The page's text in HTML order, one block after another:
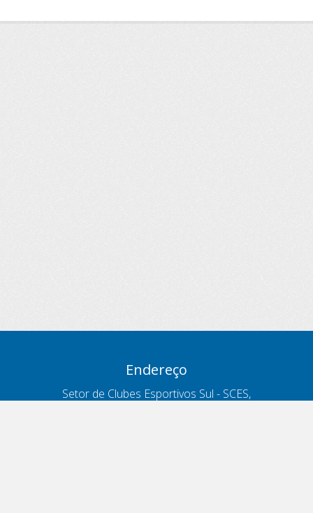
Endereço
Setor de Clubes Esportivos Sul - SCES,